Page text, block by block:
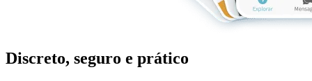
Discreto, seguro e prático